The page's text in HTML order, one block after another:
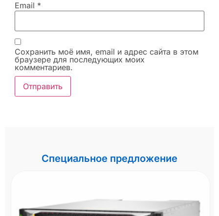
Email *
Сохранить моё имя, email и адрес сайта в этом
браузере для последующих моих
комментариев.
Специальное предложение